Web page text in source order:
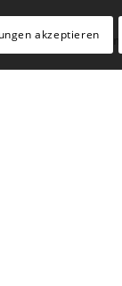
akzeptieren